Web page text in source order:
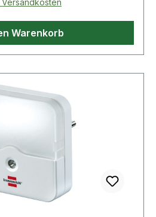
rund in weiß mit
bester Qualität von
Weitere Produkte im Bereich
Versandkosten
Warenkorb